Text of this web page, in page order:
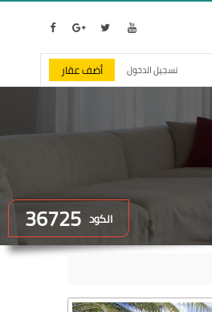
تسجيل الدخول أضف عقار
الكود 36725